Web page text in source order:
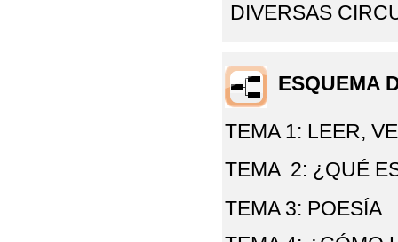
DIVERSAS
ESQUEMA
TEMA 1: LEER,
TEMA 2: ¿QUÉ
TEMA 3: POESÍA